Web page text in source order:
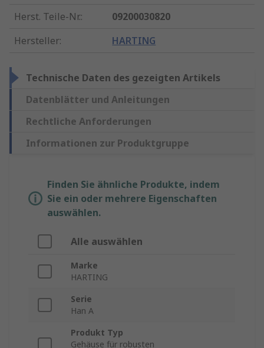
Herst. Teile-Nr.:
09200030820
Hersteller: HARTING
Technische Daten des gezeigten Artikels
Datenblätter und Anleitungen
Rechtliche Anforderungen
Informationen zur Produktgruppe
Finden Sie ähnliche Produkte, indem
Sie ein oder mehrere Eigenschaften
auswählen.
Alle auswählen
Marke
HARTING
Serie
Han A
Produkt Typ
Gehäuse für robusten